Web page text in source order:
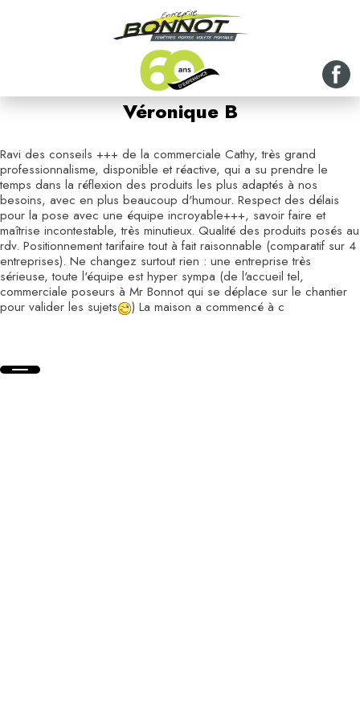
Véronique B
Ravi des conseils +++ de la commerciale Cathy, très grand
professionnalisme, disponible et réactive, qui a su prendre le
temps dans la réflexion des produits les plus adaptés à nos
besoins, avec en plus beaucoup d'humour. Respect des délais
pour la pose avec une équipe incroyable+++, savoir faire et
maîtrise incontestable, très minutieux. Qualité des produits posés au
rdv. Positionnement tarifaire tout à fait raisonnable (comparatif sur 4
entreprises). Ne changez surtout rien : une entreprise très
sérieuse, toute l'équipe est hyper sympa (de l'accueil tel,
commerciale poseurs à Mr Bonnot qui se déplace sur le chantier
pour valider les sujets
) La maison a commencé à c